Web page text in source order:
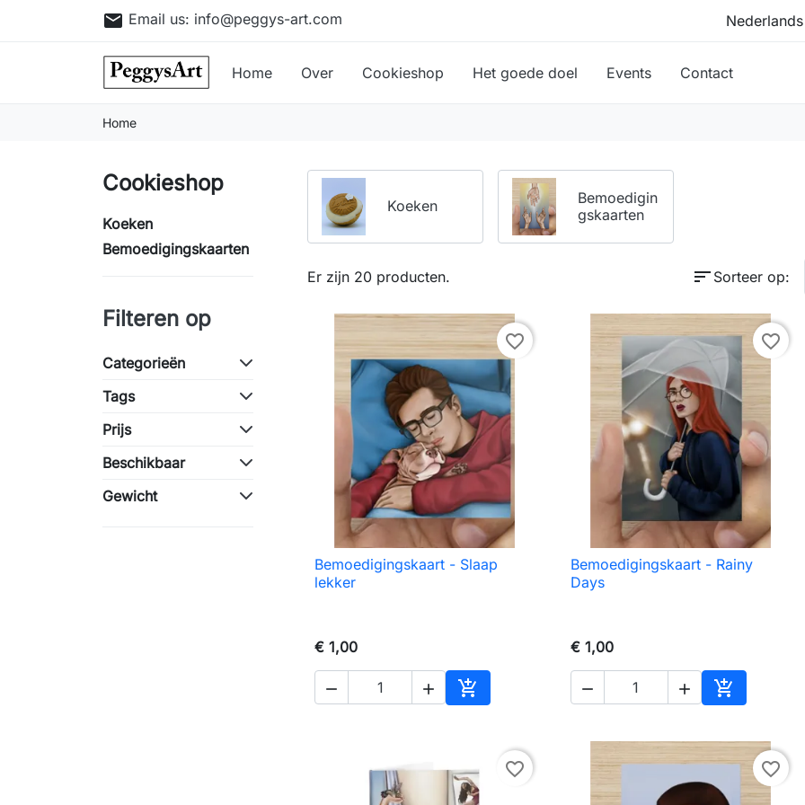
email Email us: info@peggys-art.com
Home Over Cookieshop Het goede doel Events Contact
Home
Cookieshop
Koeken
Bemoedigings­kaarten
Filteren op
Categorieën
Tags
Prijs
Beschikbaar
Gewicht
Koeken
Bemoedigin
gs­kaarten
Er zijn 20 producten. sort Sorteer op:
favorite_border
 Snel bekijken
Bemoedigingskaart - Slaap
lekker
€ 1,00
  
In winkelwagen
favorite_border
 Snel bekijken
Bemoedigingskaart - Rainy
Days
€ 1,00
  
In
favorite_border favorite_border